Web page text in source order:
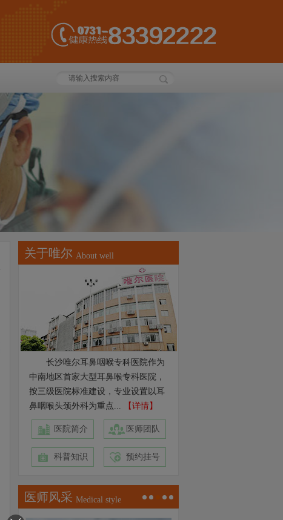
关于唯尔 About well
长沙唯尔耳鼻咽喉专科医院作为
中南地区首家大型耳鼻喉专科医院，
按三级医院标准建设，专业设置以耳
鼻咽喉头颈外科为重点...
【详情】
医院简介 医师团队
科普知识 预约挂号
医师风采 Medical style